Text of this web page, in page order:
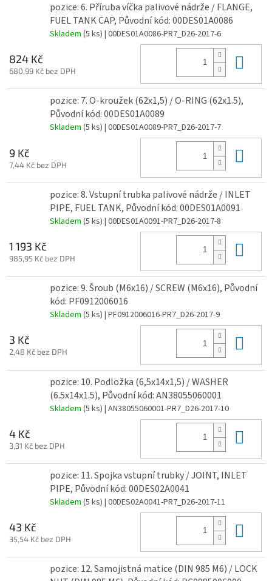
pozice: 6. Příruba víčka palivové nádrže / FLANGE,
FUEL TANK CAP, Původní kód: 00DES01A0086
Skladem (5 ks) | 00DES01A0086-PR7_D26-2017-6
824 Kč
680,99 Kč bez DPH
pozice: 7. O-kroužek (62x1,5) / O-RING (62x1.5),
Původní kód: 00DES01A0089
Skladem (5 ks) | 00DES01A0089-PR7_D26-2017-7
9 Kč
7,44 Kč bez DPH
pozice: 8. Vstupní trubka palivové nádrže / INLET
PIPE, FUEL TANK, Původní kód: 00DES01A0091
Skladem (5 ks) | 00DES01A0091-PR7_D26-2017-8
1 193 Kč
985,95 Kč bez DPH
pozice: 9. Šroub (M6x16) / SCREW (M6x16), Původní
kód: PF0912006016
Skladem (5 ks) | PF0912006016-PR7_D26-2017-9
3 Kč
2,48 Kč bez DPH
pozice: 10. Podložka (6,5x14x1,5) / WASHER
(6.5x14x1.5), Původní kód: AN38055060001
Skladem (5 ks) | AN38055060001-PR7_D26-2017-10
4 Kč
3,31 Kč bez DPH
pozice: 11. Spojka vstupní trubky / JOINT, INLET
PIPE, Původní kód: 00DES02A0041
Skladem (5 ks) | 00DES02A0041-PR7_D26-2017-11
43 Kč
35,54 Kč bez DPH
pozice: 12. Samojistná matice (DIN 985 M6) / LOCK